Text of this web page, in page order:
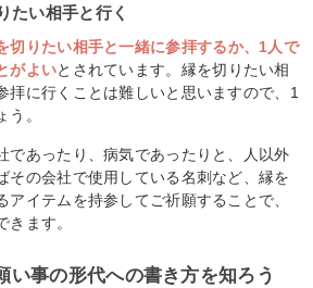
たい相手と行く
切りたい相手と一緒に参拝するか、1人で
がよいとされています。縁を切りたい相
拝に行くことは難しいと思いますので、1
う。
であったり、病気であったりと、人以外
その会社で使用している名刺など、縁を
アイテムを持参してご祈願することで、
きます。
い事の形代への書き方を知ろう